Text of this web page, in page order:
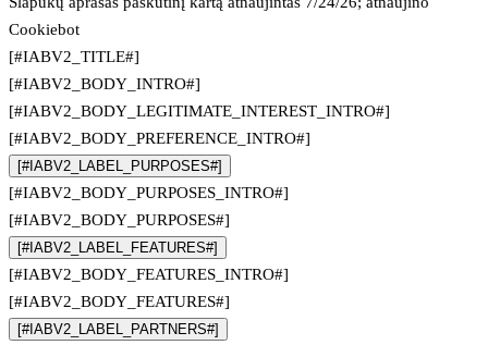
Cookiebot
[#IABV2_TITLE#]
[#IABV2_BODY_INTRO#]
[#IABV2_BODY_LEGITIMATE_INTEREST_INTRO#]
[#IABV2_BODY_PREFERENCE_INTRO#]
[#IABV2_LABEL_PURPOSES#]
[#IABV2_BODY_PURPOSES_INTRO#]
[#IABV2_BODY_PURPOSES#]
[#IABV2_LABEL_FEATURES#]
[#IABV2_BODY_FEATURES_INTRO#]
[#IABV2_BODY_FEATURES#]
[#IABV2_LABEL_PARTNERS#]